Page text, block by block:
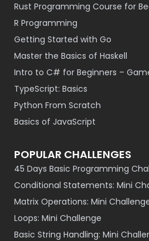
Rust Programming Course for
R Programming
Getting Started with Go
Master the Basics of Haskell
Intro to C# for Beginners –
TypeScript: Basics
Python From Scratch
Basics of JavaScript
POPULAR CHALLENGES
45 Days Basic Programming
Conditional Statements: Mini
Matrix Operations: Mini
Loops: Mini Challenge
Basic String Handling: Mini